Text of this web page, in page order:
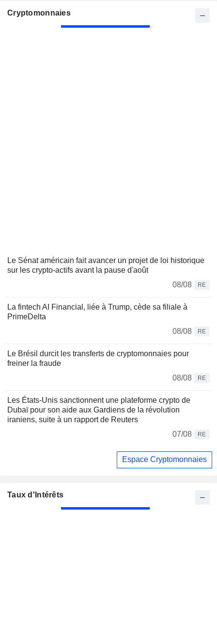
Cryptomonnaies
Le Sénat américain fait avancer un projet de loi historique
sur les crypto-actifs avant la pause d'août
08/08
RE
La fintech AI Financial, liée à Trump, cède sa filiale à
PrimeDelta
08/08
RE
Le Brésil durcit les transferts de cryptomonnaies pour
freiner la fraude
08/08
RE
Les États-Unis sanctionnent une plateforme crypto de
Dubaï pour son aide aux Gardiens de la révolution
iraniens, suite à un rapport de Reuters
07/08
RE
Espace Cryptomonnaies
Taux d'Intérêts